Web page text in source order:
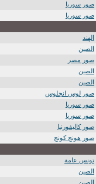
صور سوريا
صور سوريا
الهند
الصين
صور مصر
الصين
الصين
صور لوس انجلوس
صور سوريا
صور سوريا
صور كاليفورنيا
صور هونج كونج
تونس عامة
الصين
الصين